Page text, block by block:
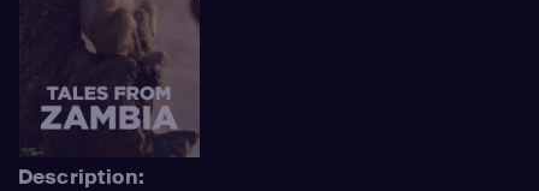
Description: